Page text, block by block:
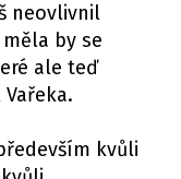
neovlivnil
by se
ale teď
kvůli